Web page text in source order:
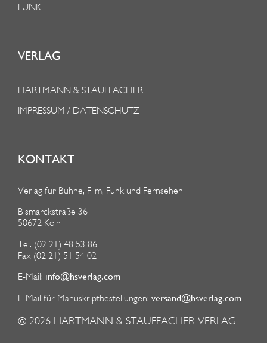
FUNK
VERLAG
HARTMANN & STAUFFACHER
IMPRESSUM / DATENSCHUTZ
KONTAKT
Verlag für Bühne, Film, Funk und Fernsehen
Bismarckstraße 36
50672 Köln
Tel. (02 21) 48 53 86
Fax (02 21) 51 54 02
E-Mail: info@hsverlag.com
E-Mail für Manuskriptbestellungen: versand@hsverlag.com
© 2026 HARTMANN & STAUFFACHER VERLAG